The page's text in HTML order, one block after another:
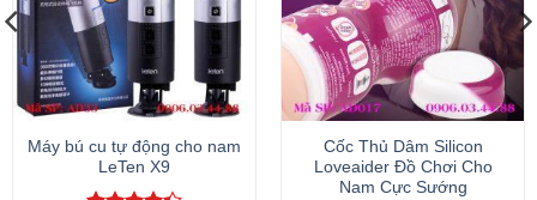
Máy bú cu tự động cho nam
LeTen X9
Cốc Thủ Dâm Silicon
Loveaider Đồ Chơi Cho
Nam Cực Sướng